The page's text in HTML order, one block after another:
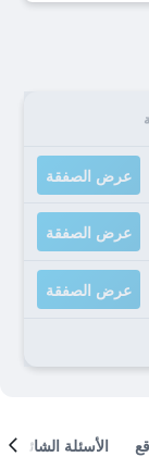
عرض الصفقة
عرض الصفقة
عرض الصفقة
الأسئلة الشائعة